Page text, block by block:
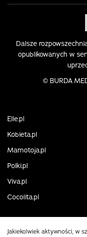
Dalsze
opublikowanych w
© BURDA
Elle.pl
Kobieta.pl
Mamotoja.pl
Polki.pl
Viva.pl
Cocolita.pl
Jakiekolwiek aktywności, w